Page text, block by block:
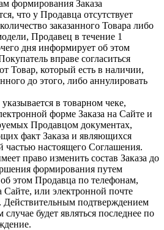
формирования Заказа
что у Продавца отсутствует
заказанного Товара либо
Продавец в течение 1
дня информирует об этом
вправе согласиться
Товар, который есть в наличии,
до этого, либо аннулировать
в товарном чеке,
форме Заказа на Сайте и
Продавцом документах,
факт Заказа и являющихся
частью настоящего Соглашения.
право изменить состав Заказа до
формирования путем
этом Продавца по телефонам,
Сайте, или электронной почте
Действительным подтверждением
случае будет являться последнее по